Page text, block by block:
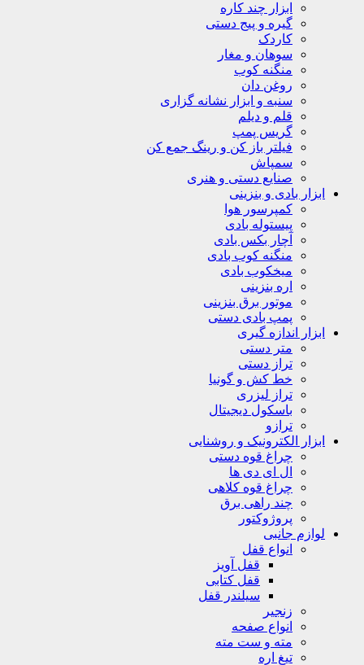
ابزار چند کاره
گیره و پیج دستی
کاردک
سوهان و مغار
منگنه کوب
روغن دان
سنبه و ابزار نشانه گزاری
قلم و دیلم
گریس پمپ
فیلتر باز کن و رینگ جمع کن
سمپاش
صنایع دستی و هنری
ابزار بادی و بنزینی
کمپرسور هوا
پیستوله بادی
آچار بکس بادی
منگنه کوب بادی
میخکوب بادی
اره بنزینی
موتور برق بنزینی
پمپ بادی دستی
ابزار اندازه گیری
متر دستی
تراز دستی
خط کش و گونیا
تراز لیزری
باسکول دیجیتال
ترازو
ابزار الکترونیک و روشنایی
چراغ قوه دستی
ال ای دی ها
چراغ قوه کلاهی
چند راهی برق
پروژوکتور
لوازم جانبی
انواع قفل
قفل آویز
قفل کتابی
سیلندر قفل
زنجیر
انواع صفحه
مته و ست مته
تیغ اره